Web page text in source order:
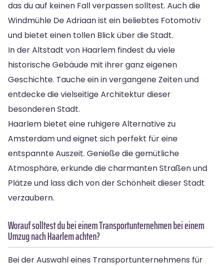
das du auf keinen Fall verpassen solltest. Auch die
Windmühle De Adriaan ist ein beliebtes Fotomotiv
und bietet einen tollen Blick über die Stadt.
In der Altstadt von Haarlem findest du viele
historische Gebäude mit ihrer ganz eigenen
Geschichte. Tauche ein in vergangene Zeiten und
entdecke die vielseitige Architektur dieser
besonderen Stadt.
Haarlem bietet eine ruhigere Alternative zu
Amsterdam und eignet sich perfekt für eine
entspannte Auszeit. Genieße die gemütliche
Atmosphäre, erkunde die charmanten Straßen und
Plätze und lass dich von der Schönheit dieser Stadt
verzaubern.
Worauf solltest du bei einem Transportunternehmen bei einem
Umzug nach Haarlem achten?
Bei der Auswahl eines Transportunternehmens für